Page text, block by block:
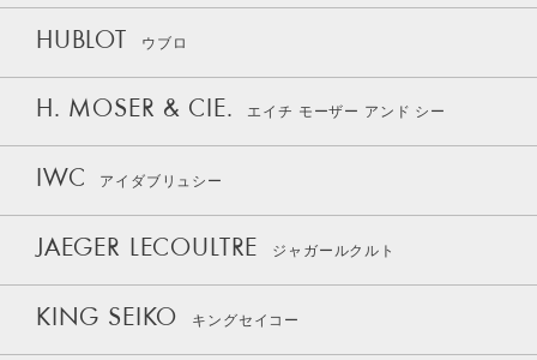
HUBLOT ウブロ
H. MOSER & CIE. エイチ モーザー アンド シー
IWC アイダブリュシー
JAEGER LECOULTRE ジャガールクルト
KING SEIKO キングセイコー